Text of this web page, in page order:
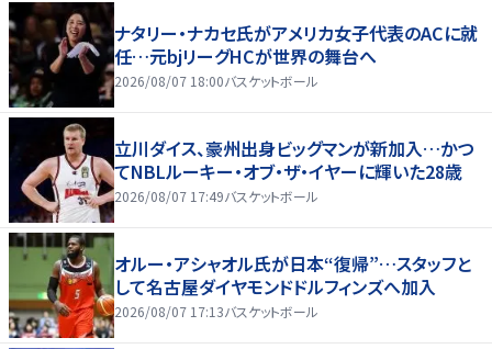
ナタリー・ナカセ氏がアメリカ女子代表のACに就
任…元bjリーグHCが世界の舞台へ
2026/08/07 18:00バスケットボール
立川ダイス、豪州出身ビッグマンが新加入…かつ
てNBLルーキー・オブ・ザ・イヤーに輝いた28歳
2026/08/07 17:49バスケットボール
オルー・アシャオル氏が日本“復帰”…スタッフと
して名古屋ダイヤモンドドルフィンズへ加入
2026/08/07 17:13バスケットボール